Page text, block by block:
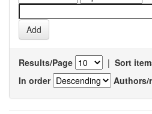
Results/Page | Sort
In order
Authors/